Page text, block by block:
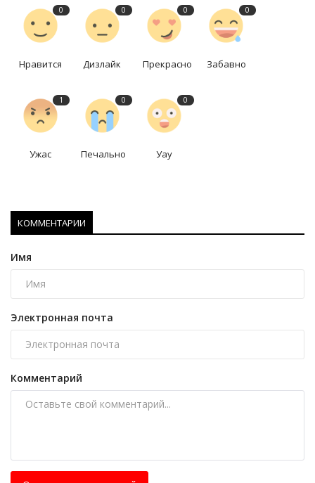
0
Нравится
0
Дизлайк
0
Прекрасно
0
Забавно
1
Ужас
0
Печально
0
Уау
КОММЕНТАРИИ
Имя
Электронная почта
Комментарий